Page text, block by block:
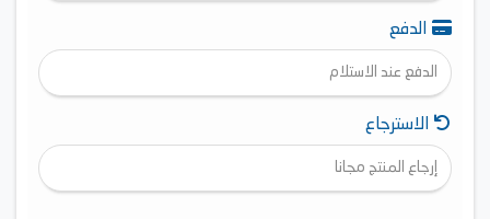
الدفع
الدفع عند الاستلام
الاسترجاع
إرجاع المنتج مجانا